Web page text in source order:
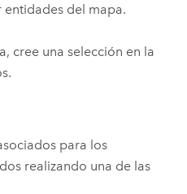
entidades del mapa.
cree una selección en la
para los
realizando una de las